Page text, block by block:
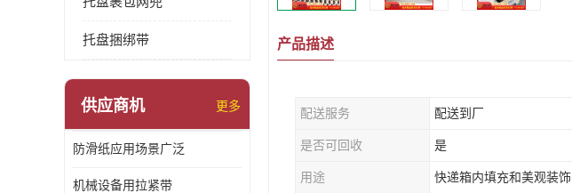
托盘捆绑带
供应商机 更多
防滑纸应用场景广泛
机械设备用拉紧带
产品描述
配送服务 配送到厂
是否可回收 是
用途 快递箱内填充和美观装饰